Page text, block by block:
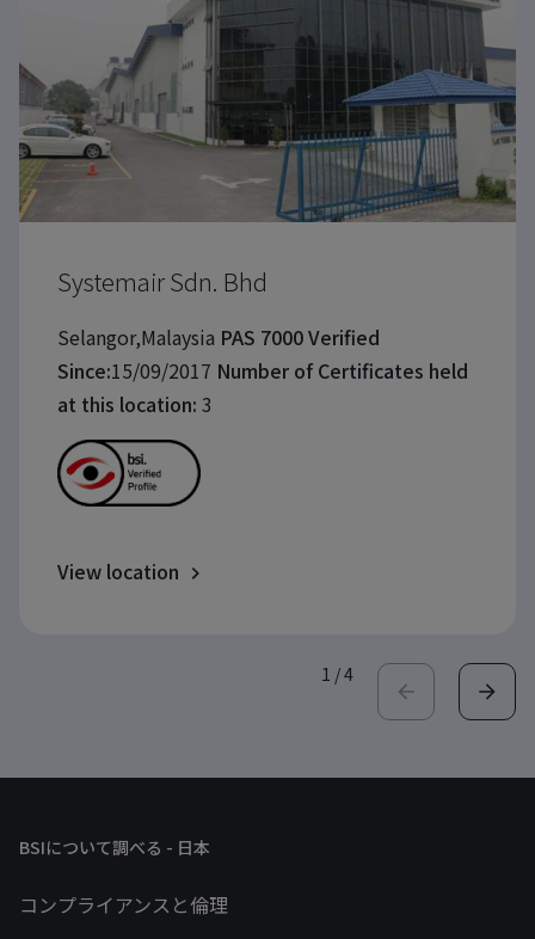
Systemair Sdn. Bhd
Selangor,Malaysia PAS 7000 Verified
Since:15/09/2017 Number of Certificates held
at this location: 3
View location
1 /4
BSIについて調べる - 日本
コンプライアンスと倫理